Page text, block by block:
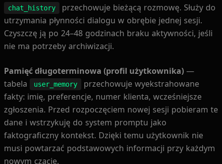
chat_history
przechowuje bieżącą rozmowę. Służy do
utrzymania płynności dialogu w obrębie jednej sesji.
Czyszczę ją po 24–48 godzinach braku aktywności, jeśli
nie ma potrzeby archiwizacji.
Pamięć długoterminowa (profil użytkownika) —
tabela
user_memory
przechowuje wyekstrahowane
fakty: imię, preferencje, numer klienta, wcześniejsze
zgłoszenia. Przed rozpoczęciem nowej sesji pobieram te
dane i wstrzykuję do system promptu jako
faktograficzny kontekst. Dzięki temu użytkownik nie
musi powtarzać podstawowych informacji przy każdym
nowym czacie.